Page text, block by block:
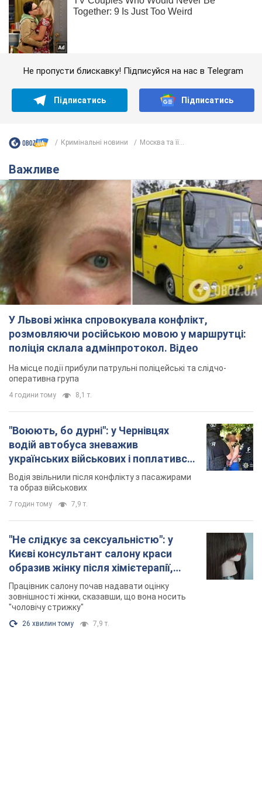
Не пропусти блискавку! Підписуйся на нас в Telegram
Підписатись Підписатись
Кримінальні новини Москва та її...
Важливе
У Львові жінка спровокувала конфлікт,
розмовляючи російською мовою у маршрутці:
поліція склала адмінпротокол. Відео
На місце події прибули патрульні поліцейські та слідчо-
оперативна група
4 години тому 8,1 т.
"Воюють, бо дурні": у Чернівцях
водій автобуса зневажив
українських військових і поплатився.
Відео
Водія звільнили після конфлікту з пасажирами
та образ військових
7 годин тому 7,9 т.
"Не слідкує за сексуальністю": у
Києві консультант салону краси
образив жінку після хімієтерапії,
розгорівся скандал. Фото
Працівник салону почав надавати оцінку
зовнішності жінки, сказавши, що вона носить
"чоловічу стрижку"
26 хвилин тому 7,9 т.